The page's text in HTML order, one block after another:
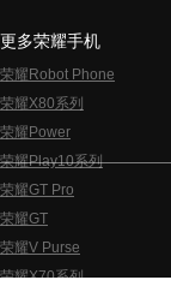
更多荣耀手机
荣耀Robot Phone
荣耀X80系列
荣耀Power
荣耀Play10系列
荣耀GT Pro
荣耀GT
荣耀V Purse
荣耀X70系列